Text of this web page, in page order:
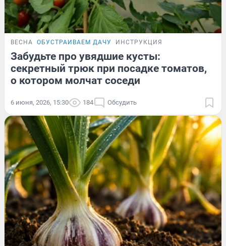
ВЕСНА ОБУСТРАИВАЕМ ДАЧУ ИНСТРУКЦИЯ
Забудьте про увядшие кусты:
секретный трюк при посадке томатов,
о котором молчат соседи
6 июня, 2026, 15:30 184 Обсудить